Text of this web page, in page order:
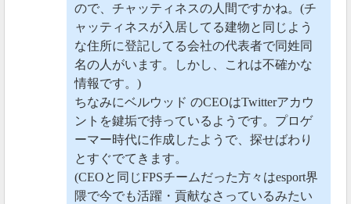
ので、チャッティネスの人間ですかね。(チ
ャッティネスが入居してる建物と同じよう
な住所に登記してる会社の代表者で同姓同
名の人がいます。しかし、これは不確かな
情報です。)
ちなみにベルウッド のCEOはTwitterアカウ
ントを鍵垢で持っているようです。プロゲ
ーマー時代に作成したようで、探せばわり
とすぐでてきます。
(CEOと同じFPSチームだった方々はesport界
隈で今でも活躍・貢献なさっているみたい